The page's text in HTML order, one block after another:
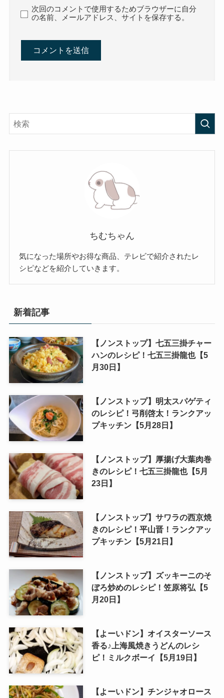
次回のコメントで使用するためブラウザーに自分
の名前、メールアドレス、サイトを保存する。
ちむちゃん
気になった場所やお得な商品、テレビで紹介されたレ
シピなどを紹介していきます。
新着記事
【ノンストップ】七五三掛チャー
ハンのレシピ！七五三掛龍也【5
月30日】
【ノンストップ】明太スパゲティ
のレシピ！弓削啓太！ランクアッ
プキッチン【5月28日】
【ノンストップ】厚揚げ大葉肉巻
きのレシピ！七五三掛龍也【5月
23日】
【ノンストップ】サワラの西京焼
きのレシピ！平山晋！ランクアッ
プキッチン【5月21日】
【ノンストップ】ズッキーニのそ
ぼろ炒めのレシピ！笠原将弘【5
月20日】
【よーいドン】オイスターソース
香る♪上海風焼きうどんのレシ
ピ！ミルクボーイ【5月19日】
【よーいドン】チンジャオロース